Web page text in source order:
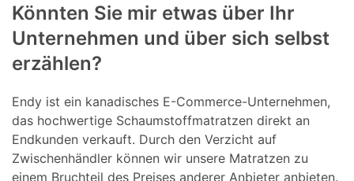
Könnten Sie mir etwas über Ihr
Unternehmen und über sich selbst
erzählen?
Endy ist ein kanadisches E-Commerce-Unternehmen,
das hochwertige Schaumstoffmatratzen direkt an
Endkunden verkauft. Durch den Verzicht auf
Zwischenhändler können wir unsere Matratzen zu
einem Bruchteil des Preises anderer Anbieter anbieten.